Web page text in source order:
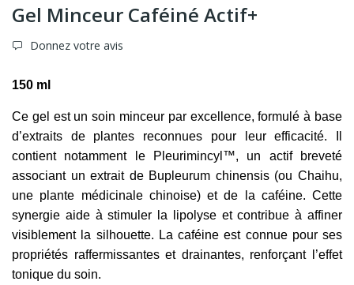
Gel Minceur Caféiné Actif+
Donnez votre avis
150 ml
Ce gel est un soin minceur par excellence, formulé à base
d’extraits de plantes reconnues pour leur efficacité. Il
contient notamment le Pleurimincyl™, un actif breveté
associant un extrait de Bupleurum chinensis(ou Chaihu,
une plante médicinale chinoise) et de la caféine. Cette
synergie aide à stimuler la lipolyse et contribue à affiner
visiblement la silhouette. La caféine est connue pour ses
propriétés raffermissantes et drainantes, renforçant l’effet
tonique du soin.